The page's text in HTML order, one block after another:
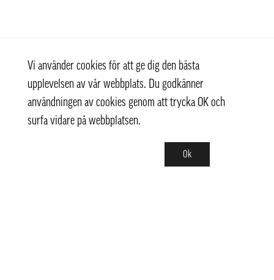
Vi använder cookies för att ge dig den bästa
upplevelsen av vår webbplats. Du godkänner
användningen av cookies genom att trycka OK och
surfa vidare på webbplatsen.
Ok